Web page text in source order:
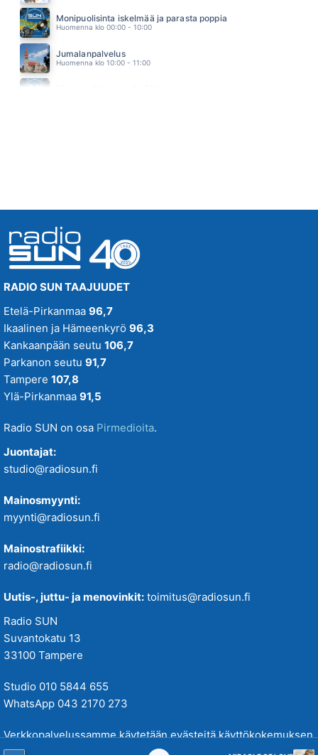
SOKERIPALA
TONI ROSSI JA SINITAIVAS
RAKASTAN NIIN KAUAN KUIN MÄ VOIN
JUHA TAPIO
Monipuolisinta iskelmää ja parasta poppia
Huomenna klo 00:00 - 10:00
Jumalanpalvelus
Huomenna klo 10:00 - 11:00
RADIO SUN TAAJUUDET
Etelä-Pirkanmaa 96,7
Ikaalinen ja Hämeenkyrö 96,3
Kankaanpään seutu 106,7
Parkanon seutu 91,7
Tampere 107,8
Ylä-Pirkanmaa 91,5
Radio SUN on osa Pirmedioita.
Juontajat:
studio@radiosun.fi
Mainosmyynti:
myynti@radiosun.fi
Mainostrafiikki:
radio@radiosun.fi
Uutis-, juttu- ja menovinkit: toimitus@radiosun.fi
Radio SUN
Suvantokatu 13
33100 Tampere
Studio 010 5844 655
WhatsApp 043 2170 273
Verkkopalvelussamme käytetään evästeitä käyttökokemuksen
parantamiseksi. Tutustu tietosuojakäytäntöihimmetäällä.